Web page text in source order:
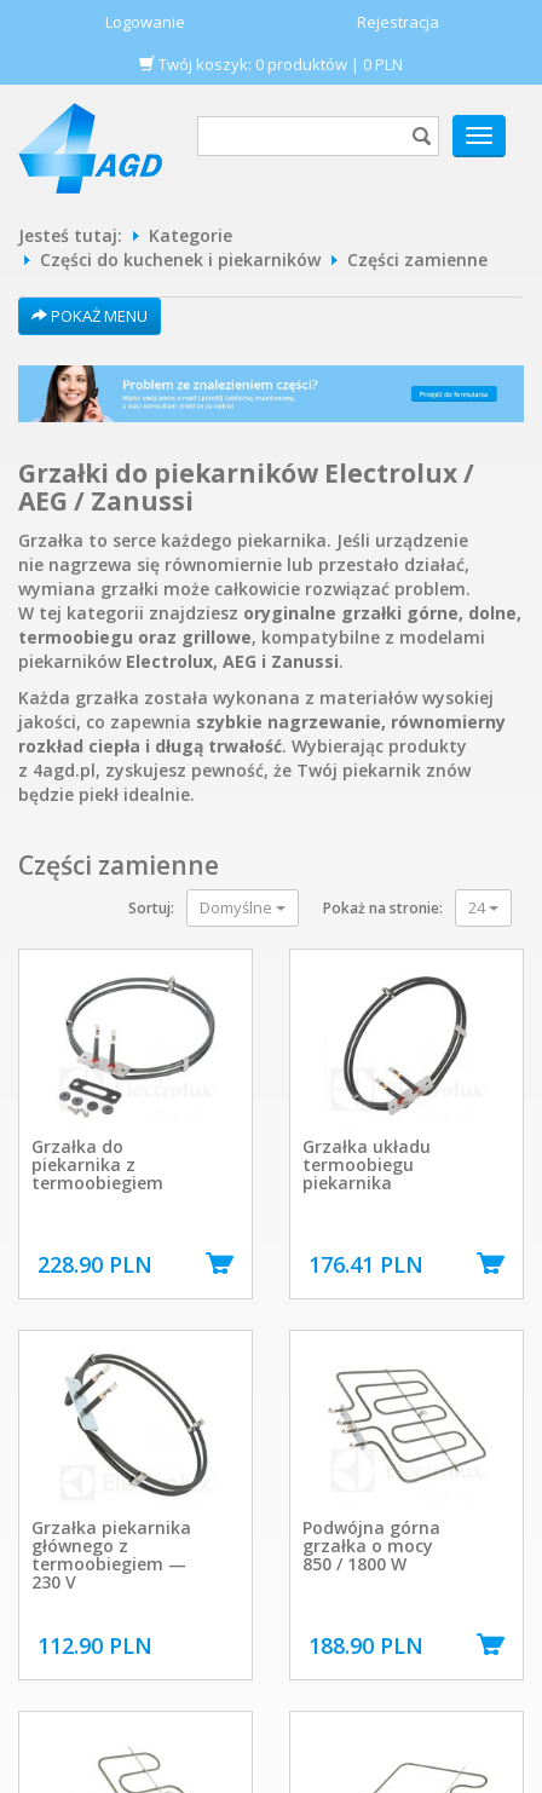
Logowanie
Rejestracja
Twój koszyk: 0 produktów | 0 PLN
POKAŻ
MENU
Jesteś tutaj:
Kategorie
Części do kuchenek i piekarników
Części zamienne
POKAŻ MENU
Grzałki do piekarników Electrolux /
AEG / Zanussi
Grzałka to serce każdego piekarnika. Jeśli urządzenie
nie nagrzewa się równomiernie lub przestało działać,
wymiana grzałki może całkowicie rozwiązać problem.
W tej kategorii znajdziesz oryginalne grzałki górne, dolne,
termoobiegu oraz grillowe, kompatybilne z modelami
piekarników Electrolux, AEG i Zanussi.
Każda grzałka została wykonana z materiałów wysokiej
jakości, co zapewnia szybkie nagrzewanie, równomierny
rozkład ciepła i długą trwałość. Wybierając produkty
z 4agd.pl, zyskujesz pewność, że Twój piekarnik znów
będzie piekł idealnie.
Części zamienne
Sortuj: Domyślne Pokaż na stronie: 24
Grzałka do
piekarnika z
termoobiegiem
228.90 PLN
Grzałka układu
termoobiegu
piekarnika
176.41 PLN
Grzałka piekarnika
głównego z
termoobiegiem —
230 V
112.90 PLN
Podwójna górna
grzałka o mocy
850 / 1800 W
188.90 PLN